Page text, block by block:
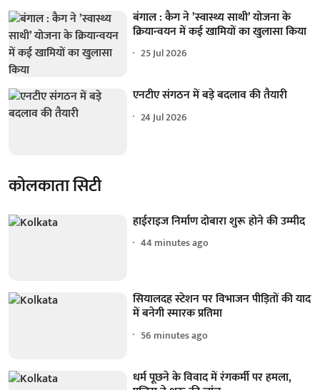
बंगाल : कैग ने ’स्वास्थ्य साथी’ योजना के
क्रियान्वयन में कई खामियों का खुलासा किया
25 Jul 2026
एनटीए संगठन में बड़े बदलाव की तैयारी
24 Jul 2026
कोलकाता सिटी
हाईराइज निर्माण दोबारा शुरू होने की उम्मीद
44 minutes ago
सियालदह स्टेशन पर विभाजन पीड़ितों की याद
में बनेगी स्मारक प्रतिमा
56 minutes ago
धर्म पूछने के विवाद में रंगकर्मी पर हमला,